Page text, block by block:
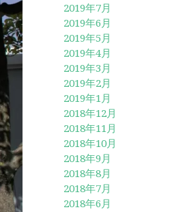
2019年7月
2019年6月
2019年5月
2019年4月
2019年3月
2019年2月
2019年1月
2018年12月
2018年11月
2018年10月
2018年9月
2018年8月
2018年7月
2018年6月